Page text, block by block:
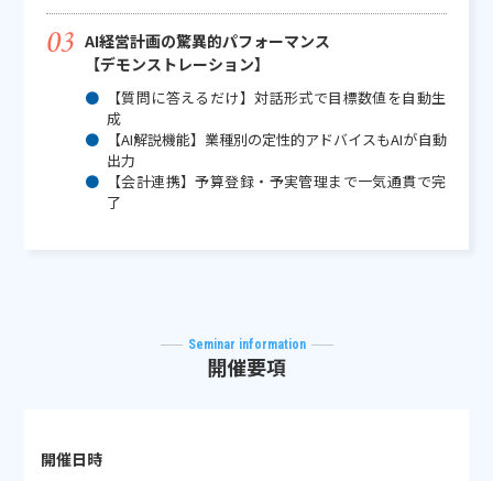
AI経営計画の驚異的パフォーマンス
【デモンストレーション】
【質問に答えるだけ】対話形式で目標数値を自動生
成
【AI解説機能】業種別の定性的アドバイスもAIが自動
出力
【会計連携】予算登録・予実管理まで一気通貫で完
了
Seminar information
開催要項
開催日時